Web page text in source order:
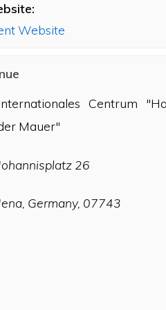
Website
Centrum
Mauer"
26
Germany, 07743